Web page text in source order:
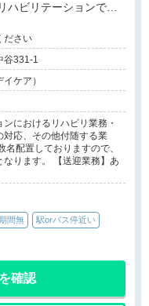
ハビリテーションでの
ださい
谷331-1
ケア）
におけるリハビリ業務・
対応、その他付随する業
配置しておりますので、
ります。 【送迎業務】あ
間無 駅orバス停近い
確認